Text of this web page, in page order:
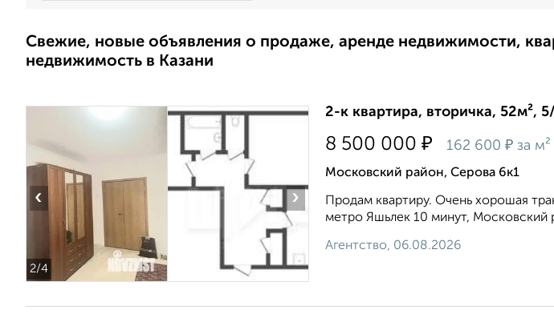
Свежие, новые объявления о продаже, аренде недвижимости,
недвижимость в Казани
2/4
‹ ›
2-к квартира, вторичка, 52м²,
8 500 000 ₽ 162 600 ₽ за м²
Московский район, Серова 6к1
Продам квартиру. Очень хорошая
метро Яшьлек 10 минут, Московский
Агентство, 06.08.2026